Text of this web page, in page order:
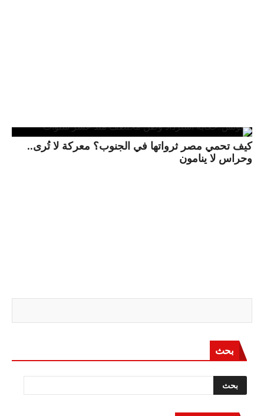
كيف تحمي مصر ثرواتها في الجنوب؟ معركة لا تُرى..
وحراس لا ينامون
بحث